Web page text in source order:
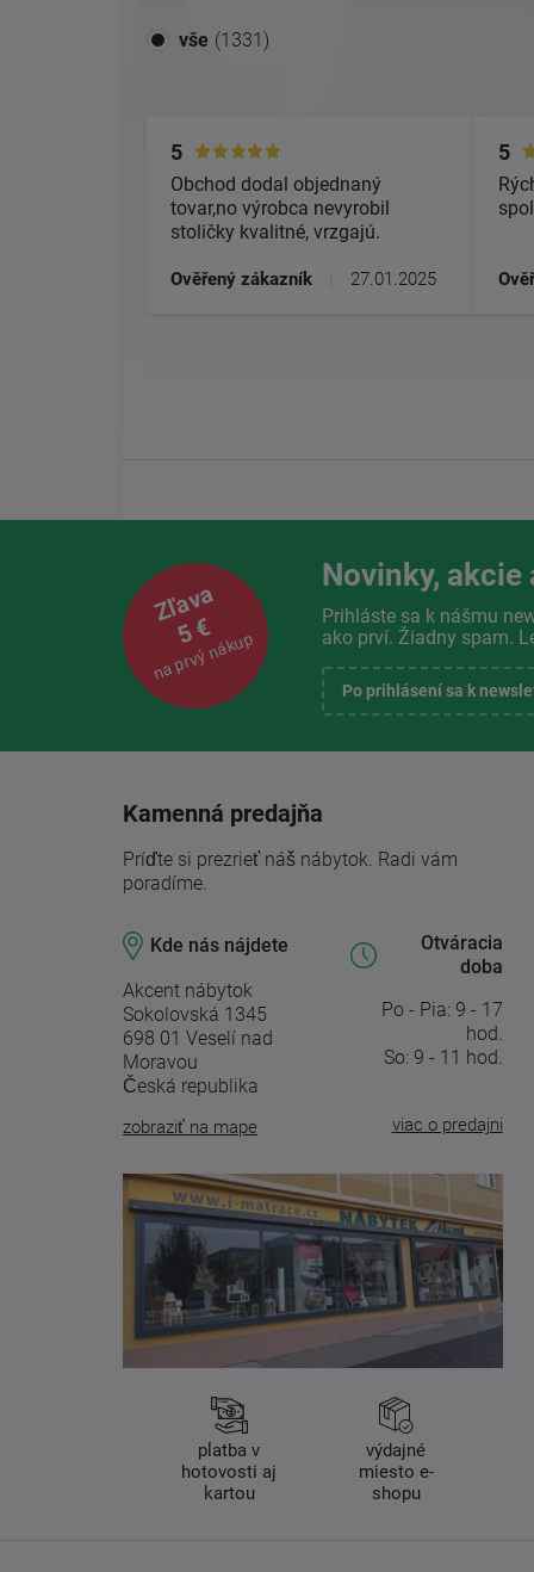
vše (1331)
5
Obchod dodal objednaný
tovar,no výrobca nevyrobil
stoličky kvalitné, vrzgajú.
Ověřený zákazník 27.01.2025
5
Zľava
5 €
na prvý nákup
Novinky,
Prihláste sa k nášmu
ako prví. Žiadny spam.
Po prihlásení sa k
Kamenná predajňa
Príďte si prezrieť náš nábytok. Radi vám
poradíme.
Kde nás nájdete
Akcent nábytok
Sokolovská 1345
698 01 Veselí nad
Moravou
Česká republika
zobraziť na mape
Otváracia
doba
Po - Pia: 9 - 17
hod.
So: 9 - 11 hod.
viac o predajni
platba v
hotovosti aj
kartou
výdajné
miesto e-
shopu